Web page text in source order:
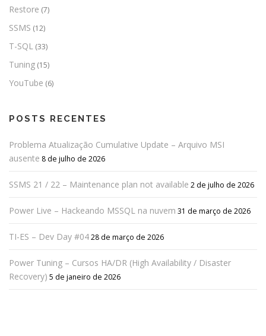
Restore (7)
SSMS (12)
T-SQL (33)
Tuning (15)
YouTube (6)
POSTS RECENTES
Problema Atualização Cumulative Update – Arquivo MSI
ausente 8 de julho de 2026
SSMS 21 / 22 – Maintenance plan not available 2 de julho de 2026
Power Live – Hackeando MSSQL na nuvem 31 de março de 2026
TI-ES – Dev Day #0428 de março de 2026
Power Tuning – Cursos HA/DR (High Availability / Disaster
Recovery) 5 de janeiro de 2026